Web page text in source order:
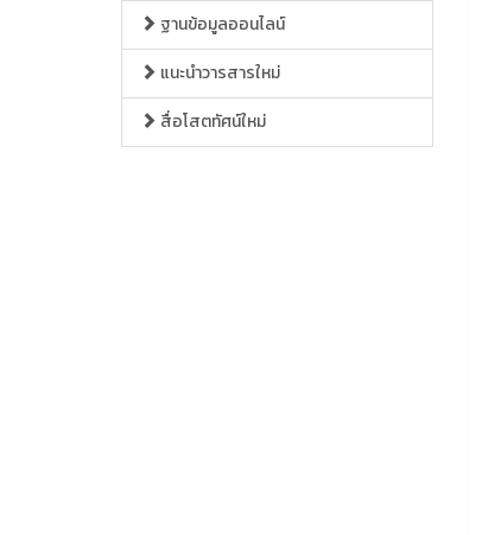
ฐานข้อมูลออนไลน์
แนะนำวารสารใหม่
สื่อโสตทัศน์ใหม่